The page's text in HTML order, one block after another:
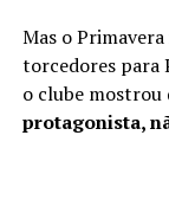
Mas o
torcedores para
o clube mostrou
protagonista,